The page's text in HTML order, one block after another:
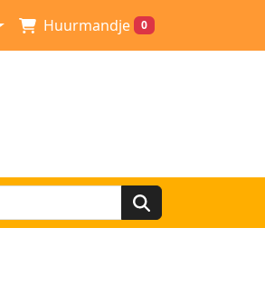
Huurmandje 0